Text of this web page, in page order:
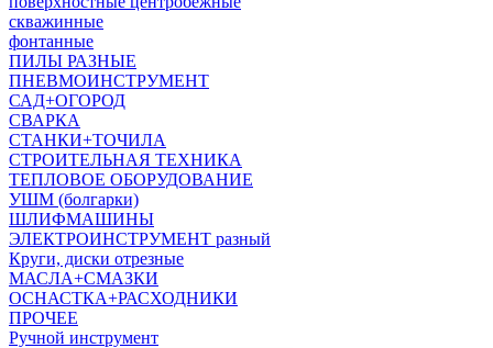
скважинные
фонтанные
ПИЛЫ РАЗНЫЕ
ПНЕВМОИНСТРУМЕНТ
САД+ОГОРОД
СВАРКА
СТАНКИ+ТОЧИЛА
СТРОИТЕЛЬНАЯ ТЕХНИКА
ТЕПЛОВОЕ ОБОРУДОВАНИЕ
УШМ (болгарки)
ШЛИФМАШИНЫ
ЭЛЕКТРОИНСТРУМЕНТ разный
Круги, диски отрезные
МАСЛА+СМАЗКИ
ОСНАСТКА+РАСХОДНИКИ
ПРОЧЕЕ
Ручной инструмент